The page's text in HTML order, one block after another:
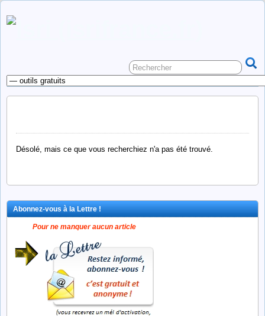
Désolé, mais ce que vous recherchiez n'a pas été trouvé.
Abonnez-vous à la Lettre !
Pour ne manquer aucun article